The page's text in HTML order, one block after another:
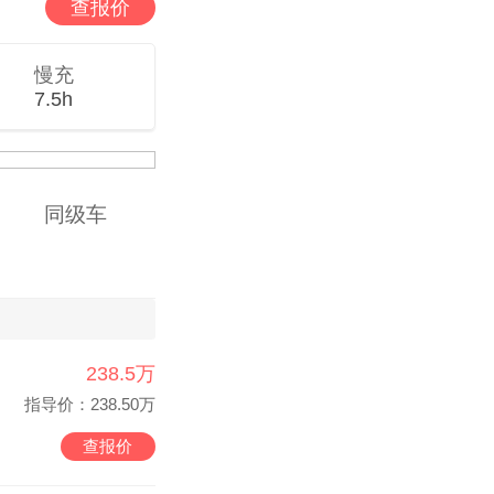
查报价
慢充
7.5h
同级车
238.5万
指导价：238.50万
查报价